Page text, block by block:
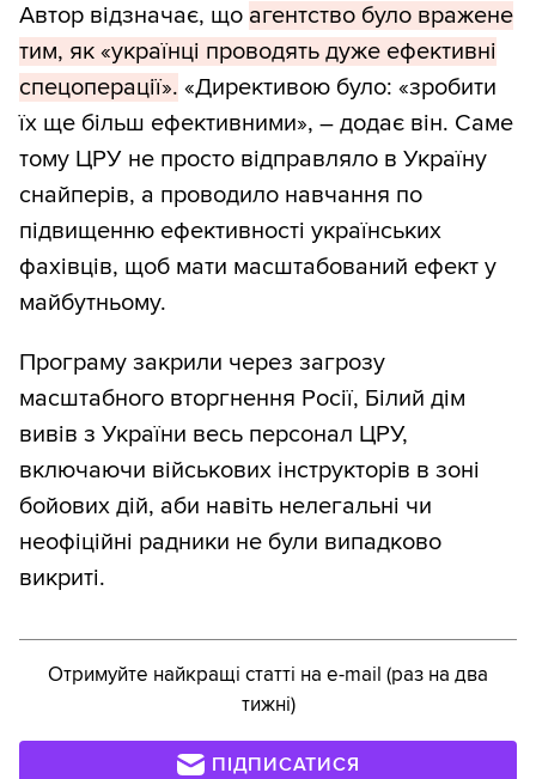
Автор відзначає, що агентство було вражене
тим, як «українці проводять дуже ефективні
спецоперації». «Директивою було: «зробити
їх ще більш ефективними», – додає він. Саме
тому ЦРУ не просто відправляло в Україну
снайперів, а проводило навчання по
підвищенню ефективності українських
фахівців, щоб мати масштабований ефект у
майбутньому.
Програму закрили через загрозу
масштабного вторгнення Росії, Білий дім
вивів з України весь персонал ЦРУ,
включаючи військових інструкторів в зоні
бойових дій, аби навіть нелегальні чи
неофіційні радники не були випадково
викриті.
Отримуйте найкращі статті на e-mail (раз на два
тижні)
ПІДПИСАТИСЯ